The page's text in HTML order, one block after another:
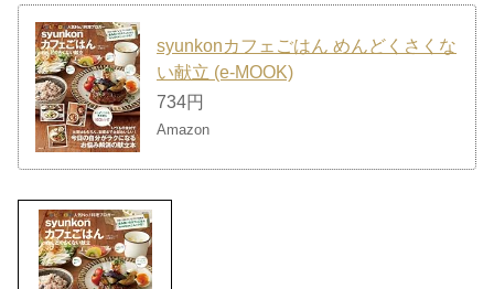
syunkonカフェごはん めんどくさくな
い献立 (e-MOOK)
734円
Amazon